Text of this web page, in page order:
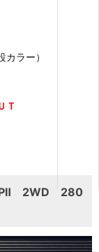
ラー）
Ｔ
2WD 280